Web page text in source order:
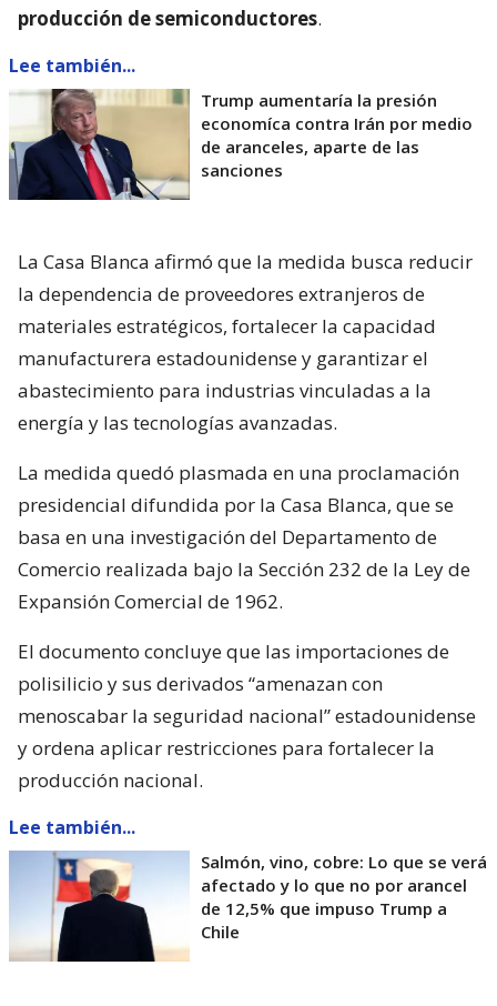
producción de semiconductores.
Lee también...
Trump aumentaría la presión
economíca contra Irán por medio
de aranceles, aparte de las
sanciones
La Casa Blanca afirmó que la medida busca reducir
la dependencia de proveedores extranjeros de
materiales estratégicos, fortalecer la capacidad
manufacturera estadounidense y garantizar el
abastecimiento para industrias vinculadas a la
energía y las tecnologías avanzadas.
La medida quedó plasmada en una proclamación
presidencial difundida por la Casa Blanca, que se
basa en una investigación del Departamento de
Comercio realizada bajo la Sección 232 de la Ley de
Expansión Comercial de 1962.
El documento concluye que las importaciones de
polisilicio y sus derivados “amenazan con
menoscabar la seguridad nacional” estadounidense
y ordena aplicar restricciones para fortalecer la
producción nacional.
Lee también...
Salmón, vino, cobre: Lo que se verá
afectado y lo que no por arancel
de 12,5% que impuso Trump a
Chile